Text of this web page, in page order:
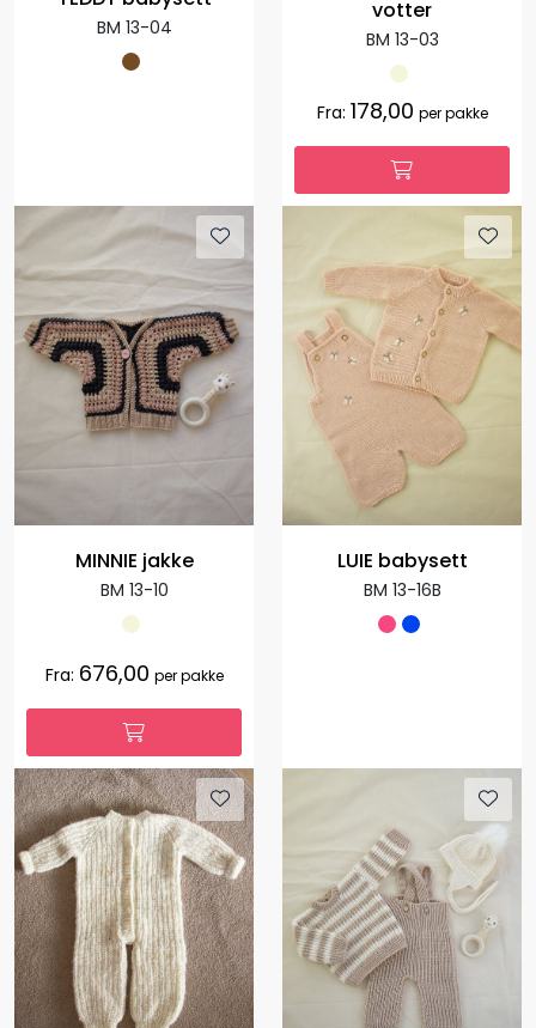
BM 13-04
votter
BM 13-03
Fra: 178,00 per pakke
MINNIE jakke
BM 13-10
Fra: 676,00 per pakke
LUIE babysett
BM 13-16B